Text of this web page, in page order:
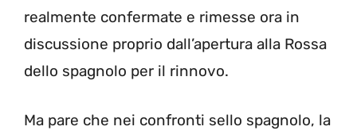
realmente confermate e rimesse ora in
discussione proprio dall’apertura alla Rossa
dello spagnolo per il rinnovo.
Ma pare che nei confronti sello spagnolo, la